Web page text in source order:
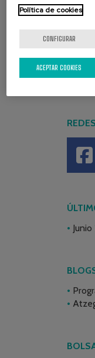
Política de cookies
CONFIGURAR
ACEPTAR COOKIES